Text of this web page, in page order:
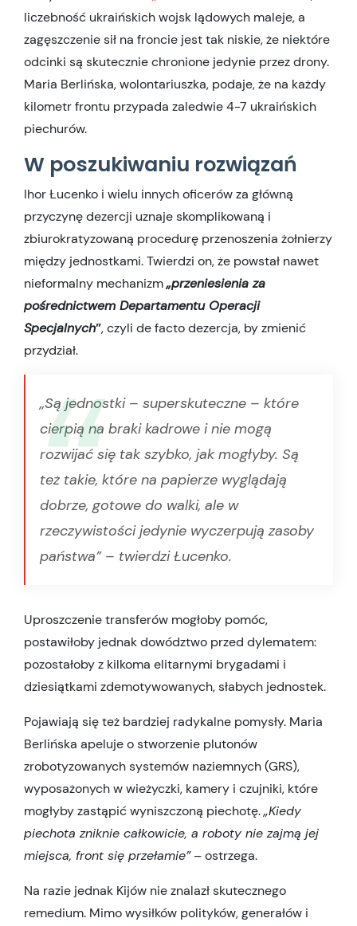
liczebność ukraińskich wojsk lądowych maleje, a
zagęszczenie sił na froncie jest tak niskie, że niektóre
odcinki są skutecznie chronione jedynie przez drony.
Maria Berlińska, wolontariuszka, podaje, że na każdy
kilometr frontu przypada zaledwie 4-7 ukraińskich
piechurów.
W poszukiwaniu rozwiązań
Ihor Łucenko i wielu innych oficerów za główną
przyczynę dezercji uznaje skomplikowaną i
zbiurokratyzowaną procedurę przenoszenia żołnierzy
między jednostkami. Twierdzi on, że powstał nawet
nieformalny mechanizm„przeniesienia za
pośrednictwem Departamentu Operacji
Specjalnych”, czyli de facto dezercja, by zmienić
przydział.
„Są jednostki – superskuteczne – które
cierpią na braki kadrowe i nie mogą
rozwijać się tak szybko, jak mogłyby. Są
też takie, które na papierze wyglądają
dobrze, gotowe do walki, ale w
rzeczywistości jedynie wyczerpują zasoby
państwa” – twierdzi Łucenko.
Uproszczenie transferów mogłoby pomóc,
postawiłoby jednak dowództwo przed dylematem:
pozostałoby z kilkoma elitarnymi brygadami i
dziesiątkami zdemotywowanych, słabych jednostek.
Pojawiają się też bardziej radykalne pomysły. Maria
Berlińska apeluje o stworzenie plutonów
zrobotyzowanych systemów naziemnych (GRS),
wyposażonych w wieżyczki, kamery i czujniki, które
mogłyby zastąpić wyniszczoną piechotę.„Kiedy
piechota zniknie całkowicie, a roboty nie zajmą jej
miejsca, front się przełamie”– ostrzega.
Na razie jednak Kijów nie znalazł skutecznego
remedium. Mimo wysiłków polityków, generałów i